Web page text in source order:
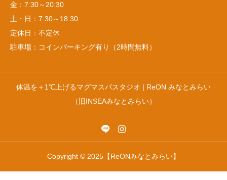
金：7:30～20:30
土・日：7:30～18:30
定休日：不定休
駐車場：コインパーキング有り（2時間無料）
体温を＋1℃上げるマグマスパスタジオ | ReON みなとみらい
（旧INSEAみなとみらい）
Copyright © 2025【ReONみなとみらい】